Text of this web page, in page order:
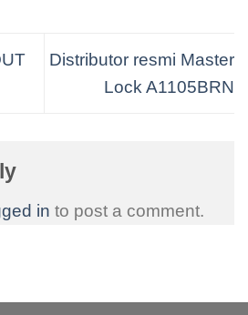
Distributor resmi Master
Lock A1105BRN
in to post a comment.